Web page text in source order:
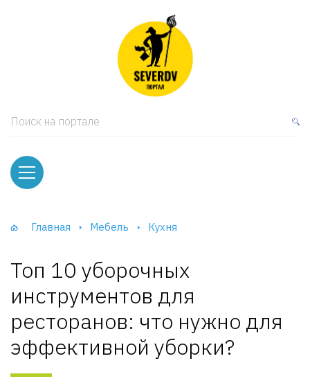
Поиск на портале
Главная Мебель Кухня
Топ 10 уборочных
инструментов для
ресторанов: что нужно для
эффективной уборки?
и тумбы
и Шкафы-Купе